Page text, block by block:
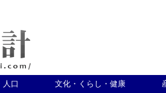
人口 文化・くらし・健康